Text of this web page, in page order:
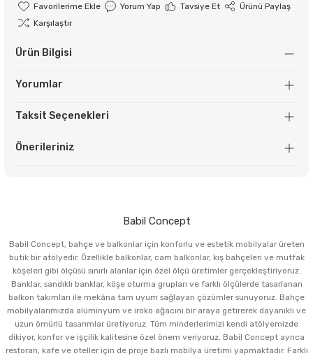
Yorum Yap Tavsiye Et
Ürünü Paylaş
Karşılaştır
Ürün Bilgisi
Yorumlar
Taksit Seçenekleri
Önerileriniz
Babil Concept
Babil Concept, bahçe ve balkonlar için konforlu ve estetik mobilyalar üreten
butik bir atölyedir. Özellikle balkonlar, cam balkonlar, kış bahçeleri ve mutfak
köşeleri gibi ölçüsü sınırlı alanlar için özel ölçü üretimler gerçekleştiriyoruz.
Banklar, sandıklı banklar, köşe oturma grupları ve farklı ölçülerde tasarlanan
balkon takımları ile mekâna tam uyum sağlayan çözümler sunuyoruz. Bahçe
mobilyalarımızda alüminyum ve iroko ağacını bir araya getirerek dayanıklı ve
uzun ömürlü tasarımlar üretiyoruz. Tüm minderlerimizi kendi atölyemizde
dikiyor, konfor ve işçilik kalitesine özel önem veriyoruz. Babil Concept ayrıca
restoran, kafe ve oteller için de proje bazlı mobilya üretimi yapmaktadır. Farklı